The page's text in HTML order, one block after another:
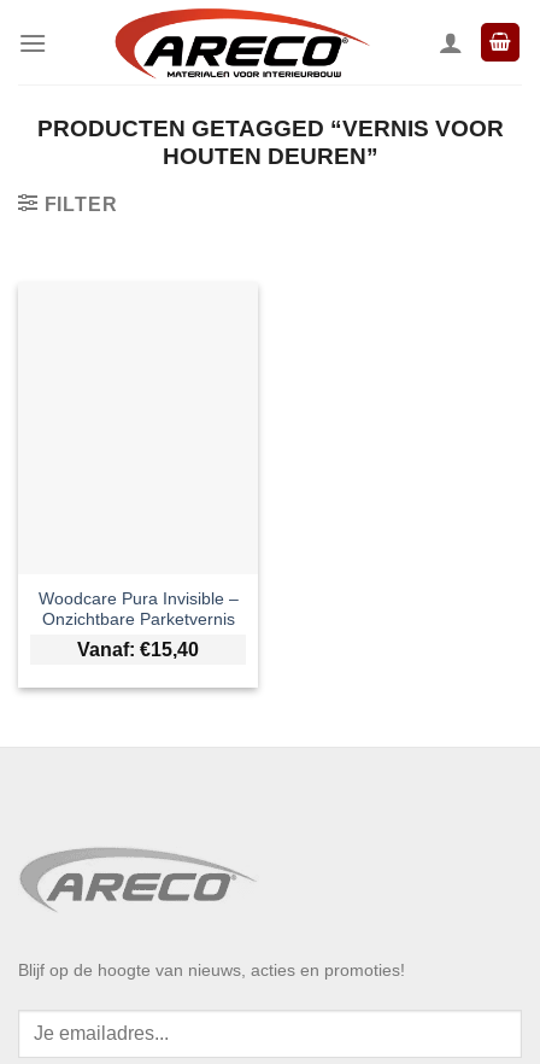
naar
PRODUCTEN GETAGGED “VERNIS VOOR
HOUTEN DEUREN”
FILTER
Woodcare Pura Invisible –
Onzichtbare Parketvernis
Vanaf: €15,40
Blijf op de hoogte van nieuws, acties en promoties!